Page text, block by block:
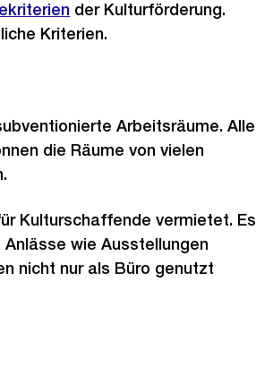
der Kulturförderung.
Kriterien.
Arbeitsräume. Alle
die Räume von vielen
Kulturschaffende vermietet. Es
wie Ausstellungen
nicht nur als Büro genutzt